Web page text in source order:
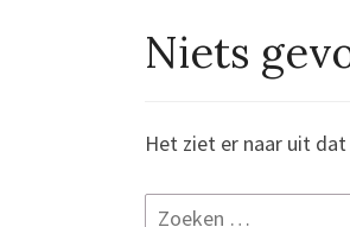
Niets
Niets
Het ziet er naar uit
Zoeken